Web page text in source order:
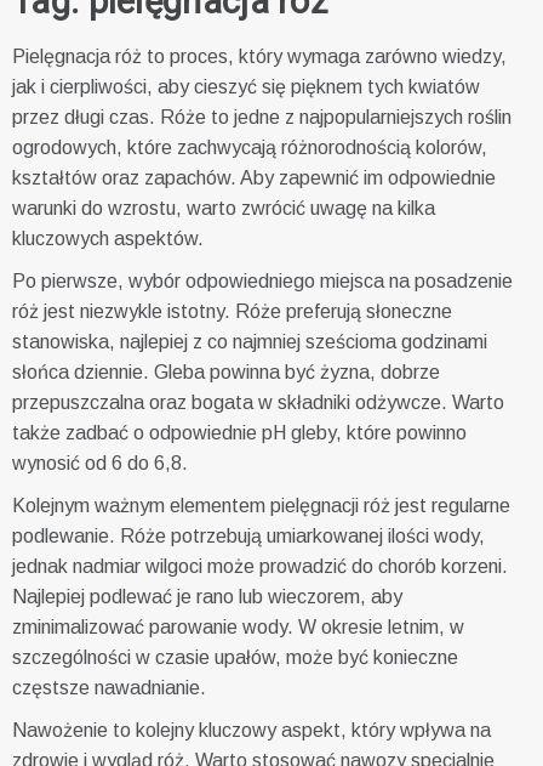
Pielęgnacja róż to proces, który wymaga zarówno wiedzy,
jak i cierpliwości, aby cieszyć się pięknem tych kwiatów
przez długi czas. Róże to jedne z najpopularniejszych roślin
ogrodowych, które zachwycają różnorodnością kolorów,
kształtów oraz zapachów. Aby zapewnić im odpowiednie
warunki do wzrostu, warto zwrócić uwagę na kilka
kluczowych aspektów.
Po pierwsze, wybór odpowiedniego miejsca na posadzenie
róż jest niezwykle istotny. Róże preferują słoneczne
stanowiska, najlepiej z co najmniej sześcioma godzinami
słońca dziennie. Gleba powinna być żyzna, dobrze
przepuszczalna oraz bogata w składniki odżywcze. Warto
także zadbać o odpowiednie pH gleby, które powinno
wynosić od 6 do 6,8.
Kolejnym ważnym elementem pielęgnacji róż jest regularne
podlewanie. Róże potrzebują umiarkowanej ilości wody,
jednak nadmiar wilgoci może prowadzić do chorób korzeni.
Najlepiej podlewać je rano lub wieczorem, aby
zminimalizować parowanie wody. W okresie letnim, w
szczególności w czasie upałów, może być konieczne
częstsze nawadnianie.
Nawożenie to kolejny kluczowy aspekt, który wpływa na
zdrowie i wygląd róż. Warto stosować nawozy specjalnie